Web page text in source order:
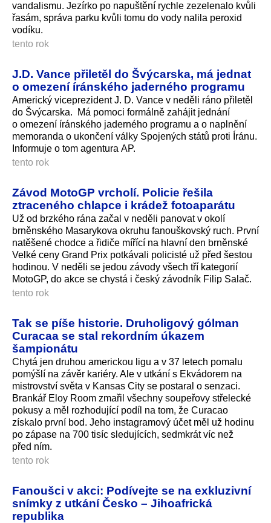
vandalismu. Jezírko po napuštění rychle zezelenalo kvůli
řasám, správa parku kvůli tomu do vody nalila peroxid
vodíku.
tento rok
J.D. Vance přiletěl do Švýcarska, má jednat
o omezení íránského jaderného programu
Americký viceprezident J. D. Vance v neděli ráno přiletěl
do Švýcarska. Má pomoci formálně zahájit jednání
o omezení íránského jaderného programu a o naplnění
memoranda o ukončení války Spojených států proti Íránu.
Informuje o tom agentura AP.
tento rok
Závod MotoGP vrcholí. Policie řešila
ztraceného chlapce i krádež fotoaparátu
Už od brzkého rána začal v neděli panovat v okolí
brněnského Masarykova okruhu fanouškovský ruch. První
natěšené chodce a řidiče mířící na hlavní den brněnské
Velké ceny Grand Prix potkávali policisté už před šestou
hodinou. V neděli se jedou závody všech tří kategorií
MotoGP, do akce se chystá i český závodník Filip Salač.
tento rok
Tak se píše historie. Druholigový gólman
Curacaa se stal rekordním úkazem
šampionátu
Chytá jen druhou americkou ligu a v 37 letech pomalu
pomýšlí na závěr kariéry. Ale v utkání s Ekvádorem na
mistrovství světa v Kansas City se postaral o senzaci.
Brankář Eloy Room zmařil všechny soupeřovy střelecké
pokusy a měl rozhodující podíl na tom, že Curacao
získalo první bod. Jeho instagramový účet měl už hodinu
po zápase na 700 tisíc sledujících, sedmkrát víc než
před ním.
tento rok
Fanoušci v akci: Podívejte se na exkluzivní
snímky z utkání Česko – Jihoafrická
republika